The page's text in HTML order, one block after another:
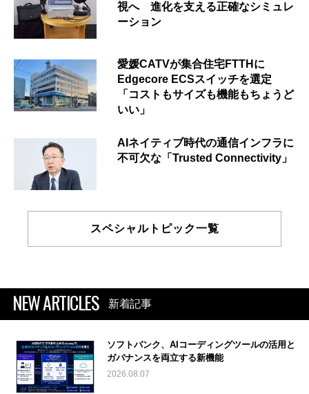
視へ 進化を支える正確なシミュレ
ーション
愛媛CATVが集合住宅FTTHに
Edgecore ECSスイッチを選定
「コストもサイズも機能もちょうど
いい」
AIネイティブ時代の通信インフラに
不可欠な「Trusted Connectivity」
スペシャルトピック一覧
NEW ARTICLES 新着記事
ソフトバンク、AIコーディングツールの活用と
ガバナンスを両立する新機能
2026.08.07